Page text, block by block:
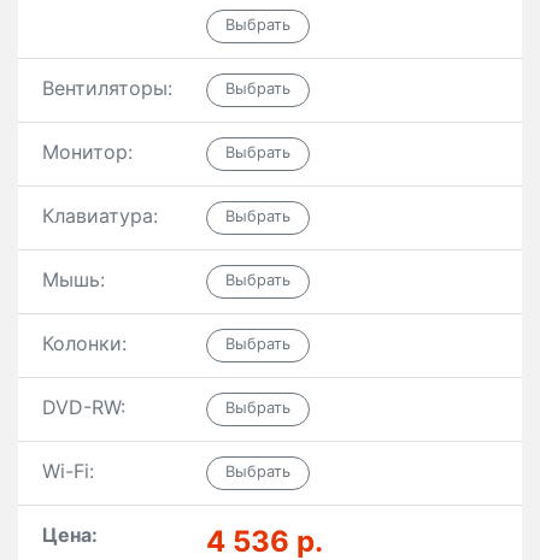
Вентиляторы:
Монитор:
Клавиатура:
Мышь:
Колонки:
DVD-RW:
Wi-Fi:
Цена: 4 536 р.